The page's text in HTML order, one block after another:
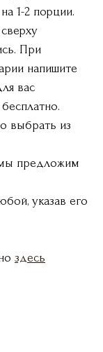
1-2 порции.
При
напишите
вас
выбрать из
предложим
указав его
здесь